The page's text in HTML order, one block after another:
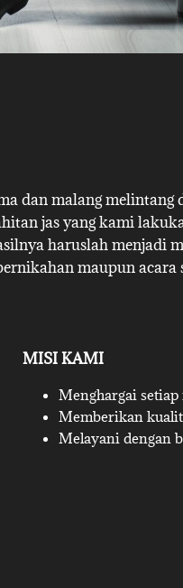
dan malang
jas yang kami
haruslah menjadi
maupun acara
MISI KAMI
Menghargai
Memberikan
Melayani dengan